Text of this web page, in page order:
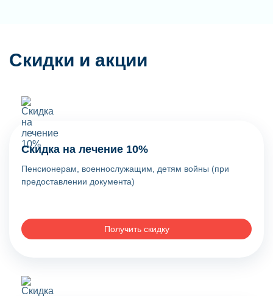
Скидки и акции
Скидка на лечение 10%
Пенсионерам, военнослужащим, детям войны (при
предоставлении документа)
Получить скидку